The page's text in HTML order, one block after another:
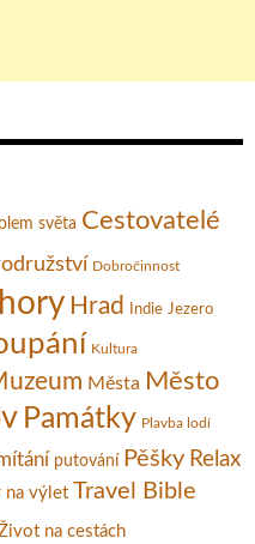
světa Cestovatelé
Dobročinnost
hory Hrad Indie Jezero
Kultura
Města Město
Památky Plavba lodí
putování Pěšky Relax
na výlet Travel Bible
na cestách